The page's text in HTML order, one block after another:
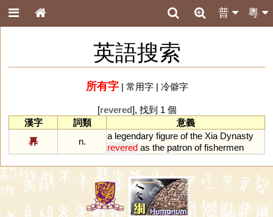
粵
普
英語搜索
所有字| 常用字| 冷僻字
[revered], 找到 1 個
漢字
詞類
意義
奡
n.
a legendary figure of the Xia Dynasty
revered as the patron of fishermen